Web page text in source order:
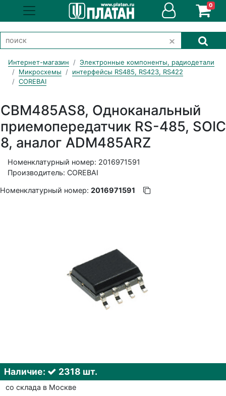
0
Интернет-магазин
Электронные компоненты, радиодетали
Микросхемы
интерфейсы RS485, RS423, RS422
COREBAI
CBM485AS8, Одноканальный
приемопередатчик RS-485,
8, аналог ADM485ARZ
Номенклатурный номер: 2016971591
Производитель: COREBAI
Номенклатурный номер: 2016971591
Наличие: 2318 шт.
со склада в Москве